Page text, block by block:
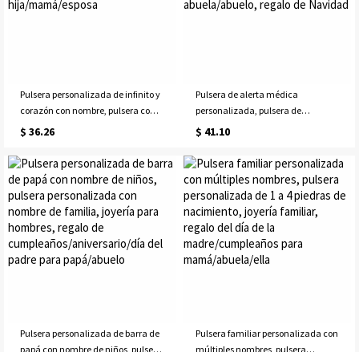
Pulsera personalizada de infinito y
corazón con nombre, pulsera con
nombre grabado con tarjeta de
Heart, regalo para
hija/mamá/esposa
$ 36.26
Pulsera de alerta médica
personalizada, pulsera de
emergencia con cuentas de 7
médica, pulseras grabadas para
abuela/abuelo, regalo de Navidad
$ 41.10
Pulsera personalizada de barra de
papá con nombre de niños, pulsera
Pulsera familiar personalizada con
múltiples nombres, pulsera